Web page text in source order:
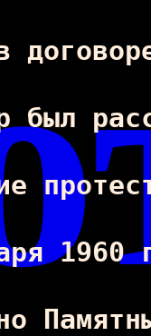
был
1960